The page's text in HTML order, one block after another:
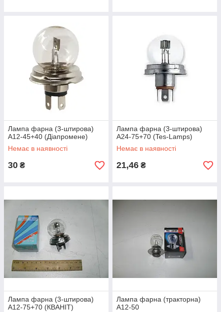
Лампа фарна (3-штирова)
А12-45+40 (Діапромене)
Немає в наявності
30 ₴
Лампа фарна (3-штирова)
А24-75+70 (Tes-Lamps)
Немає в наявності
21,46 ₴
Лампа фарна (3-штирова)
А12-75+70 (КВАНІТ)
Лампа фарна (тракторна)
А12-50